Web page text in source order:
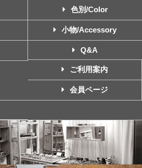
色別/Color
小物/Accessory
Q&A
ご利用案内
会員ページ